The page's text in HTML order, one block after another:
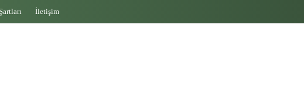
İletişim